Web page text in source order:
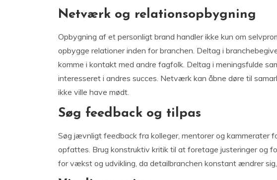
Netværk og relationsopbygning
Opbygning af et personligt brand handler ikke kun om
opbygge relationer inden for branchen. Deltag i
komme i kontakt med andre fagfolk. Deltag i meningsfulde
interesseret i andres succes. Netværk kan åbne døre til
ikke ville have mødt.
Søg feedback og tilpas
Søg jævnligt feedback fra kolleger, mentorer og kammerater
opfattes. Brug konstruktiv kritik til at foretage justeringer og
for vækst og udvikling, da detailbranchen konstant ændrer